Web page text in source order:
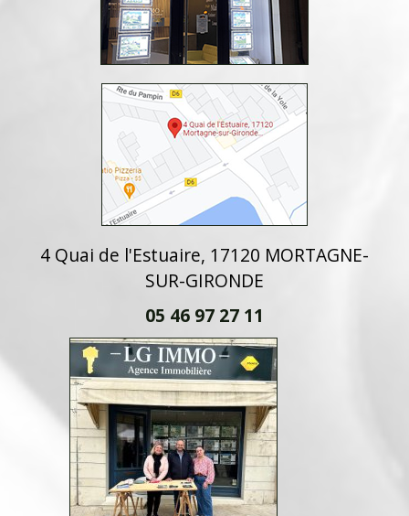
4 Quai de l'Estuaire, 17120 MORTAGNE-
SUR-GIRONDE
05 46 97 27 11